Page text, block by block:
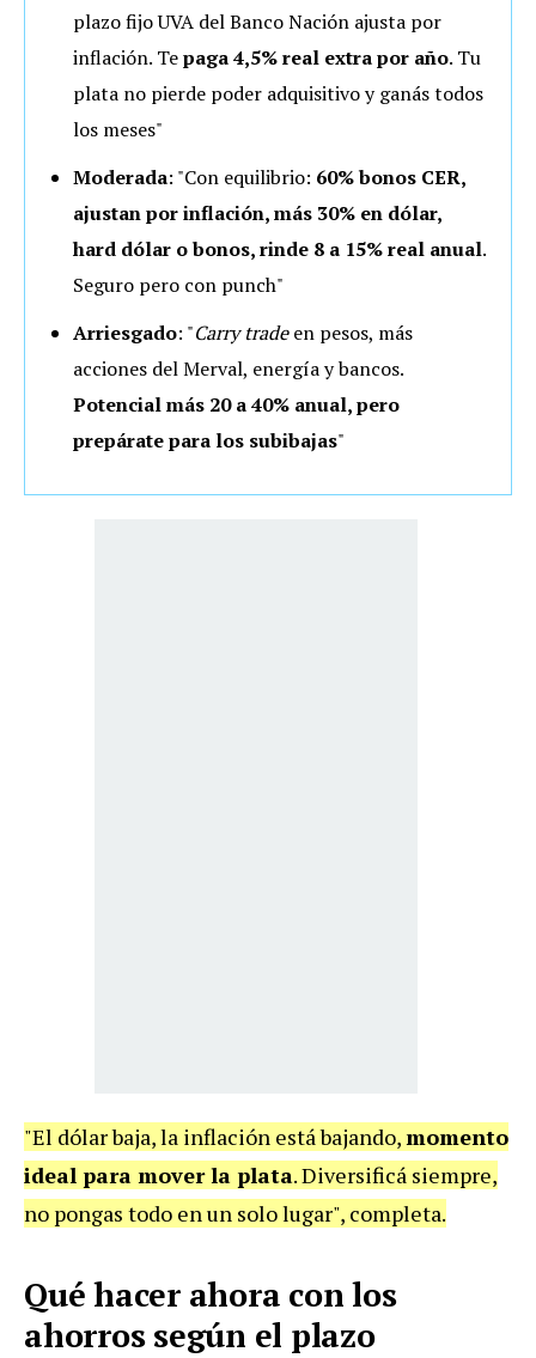
plazo fijo UVA del Banco Nación ajusta por
inflación. Tepaga 4,5% real extra por año. Tu
plata no pierde poder adquisitivo y ganás todos
los meses"
Moderada: "Con equilibrio: 60% bonos CER,
ajustan por inflación,más 30% en dólar,
hard dólar o bonos, rinde 8 a 15% real anual.
Seguro pero con punch"
Arriesgado: "Carry tradeen pesos, más
acciones del Merval, energía y bancos.
Potencial más 20 a 40% anual, pero
prepárate para los subibajas"
"El dólar baja, la inflación está bajando,momento
ideal para mover la plata. Diversificá siempre,
no pongas todo en un solo lugar", completa.
Qué hacer ahora con los
ahorros según el plazo